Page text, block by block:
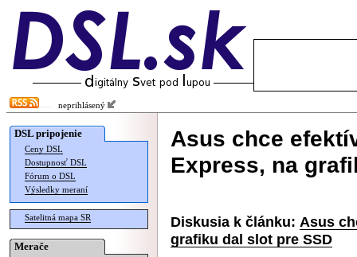
neprihlásený
DSL pripojenie
Ceny DSL
Dostupnosť DSL
Fórum o DSL
Výsledky meraní
Satelitná mapa SR
Merače
Asus chce
Express, na
Diskusia k článku: Asus
grafiku dal slot pre SSD